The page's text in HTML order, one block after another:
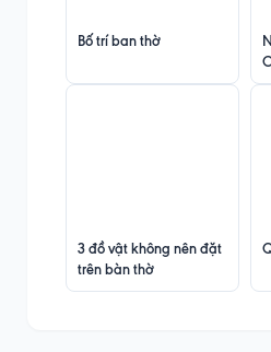
Bố trí ban thờ
3 đồ vật không nên đặt
trên bàn thờ